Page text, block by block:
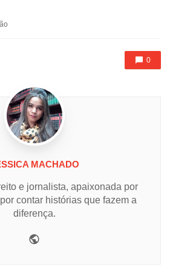
0
MACHADO
e jornalista, apaixonada por
contar histórias que fazem a
diferença.